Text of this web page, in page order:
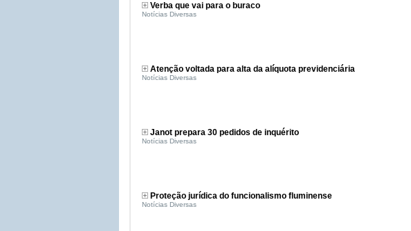
Verba que vai para o buraco
Notícias Diversas
Atenção voltada para alta da alíquota previdenciária
Notícias Diversas
Janot prepara 30 pedidos de inquérito
Notícias Diversas
Proteção jurídica do funcionalismo fluminense
Notícias Diversas